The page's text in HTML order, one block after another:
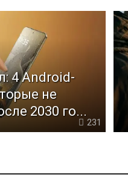
4 Android-
не
2030 го...
231